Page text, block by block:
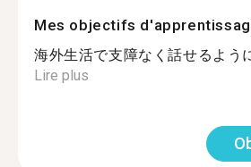
Mes objectifs
海外生活で支障なく話せるよう
Lire plus